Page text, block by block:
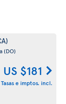
(DO)
US $181
Tasas e imptos. incl.